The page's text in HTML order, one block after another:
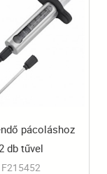
pácoláshoz
db tűvel
F215452